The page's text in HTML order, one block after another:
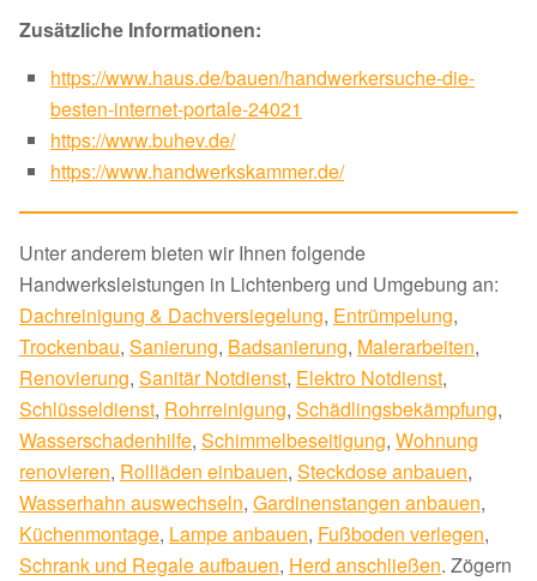
Zusätzliche Informationen:
https://www.haus.de/bauen/handwerkersuche-die-
besten-internet-portale-24021
https://www.buhev.de/
https://www.handwerkskammer.de/
Unter anderem bieten wir Ihnen folgende
Handwerksleistungen in Lichtenberg und Umgebung an:
Dachreinigung & Dachversiegelung, Entrümpelung,
Trockenbau, Sanierung, Badsanierung, Malerarbeiten,
Renovierung, Sanitär Notdienst, Elektro Notdienst,
Schlüsseldienst, Rohrreinigung, Schädlingsbekämpfung,
Wasserschadenhilfe, Schimmelbeseitigung, Wohnung
renovieren, Rollläden einbauen, Steckdose anbauen,
Wasserhahn auswechseln, Gardinenstangen anbauen,
Küchenmontage, Lampe anbauen, Fußboden verlegen,
Schrank und Regale aufbauen, Herd anschließen. Zögern